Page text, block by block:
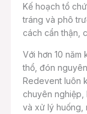
Kế hoạch tổ
tráng và phô
cách cẩn thận,
Với hơn 10 năm
thổ, đón
Redevent luôn
chuyên nghiệp,
và xử lý huống,